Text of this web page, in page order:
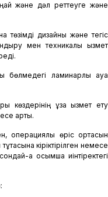
және дәл реттеуге және
төзімді дизайны және тегіс
мен техникалық қызмет
бөлмедегі ламинарлы ауа
көздерінің ұзақ қызмет ету
артық.
операциялық өріс ортасын
кіріктірілген немесе
ақ қосымша иінтіректегі